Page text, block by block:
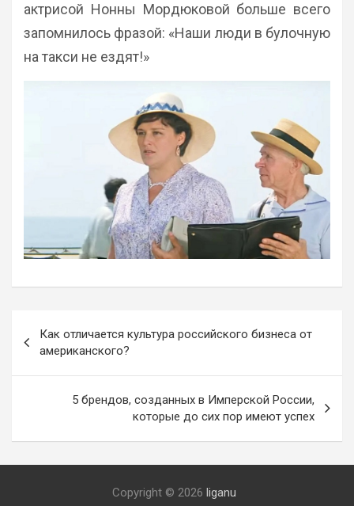
актрисой Нонны Мордюковой больше всего
запомнилось фразой: «Наши люди в булочную
на такси не ездят!»
по
записям
Как отличается культура российского бизнеса от
американского?
5 брендов, созданных в Имперской России,
которые до сих пор имеют успех
Copyright © 2026 liganu